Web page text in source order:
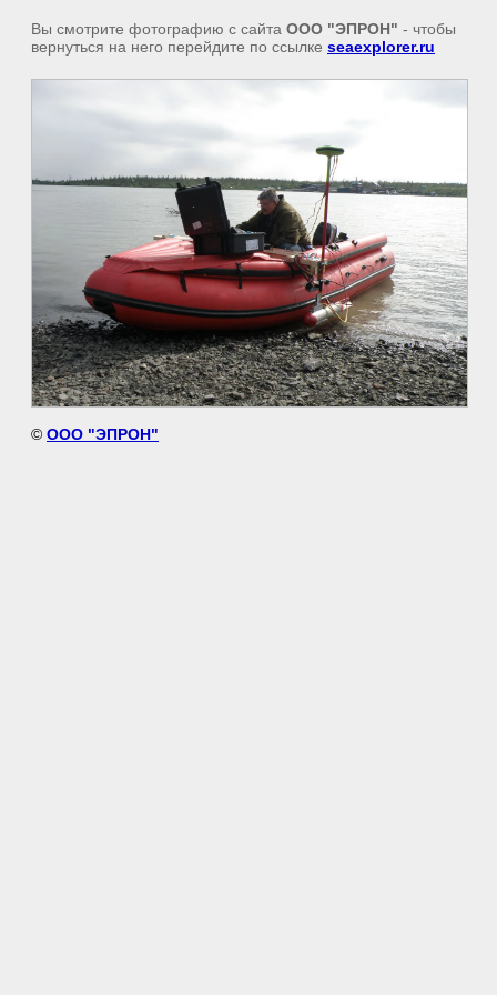
Вы смотрите фотографию с сайта ООО "ЭПРОН" - чтобы
вернуться на него перейдите по ссылке seaexplorer.ru
© ООО "ЭПРОН"